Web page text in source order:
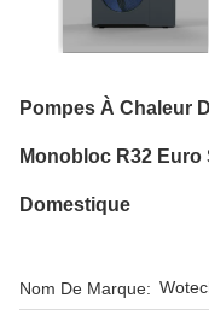
Pompes À Chaleur
Monobloc R32
Domestique
Nom De Marque: